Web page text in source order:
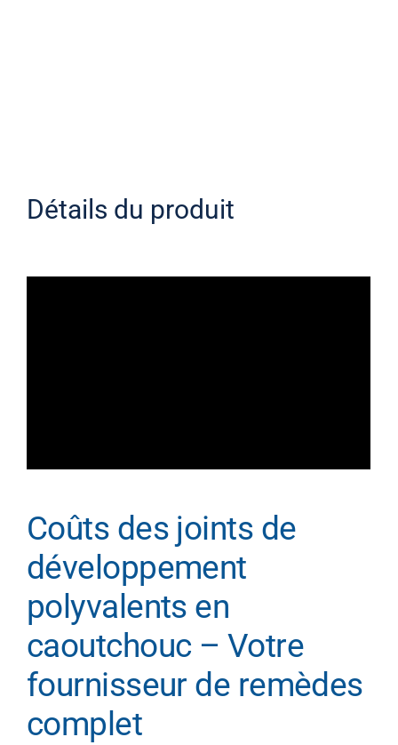
Détails du produit
Coûts des joints de
développement
polyvalents en
caoutchouc – Votre
fournisseur de remèdes
complet